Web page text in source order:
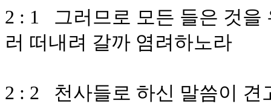
2 : 1 그러므로 모든 들은 것을
러 떠내려 갈까 염려하노라
2 : 2 천사들로 하신 말씀이 견